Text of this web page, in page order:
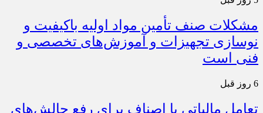
مشکلات صنف تأمین مواد اولیه باکیفیت و
نوسازی تجهیزات و آموزش‌های تخصصی و
فنی است
6 روز قبل
تعامل مالیاتی با اصناف برای رفع چالش‌های